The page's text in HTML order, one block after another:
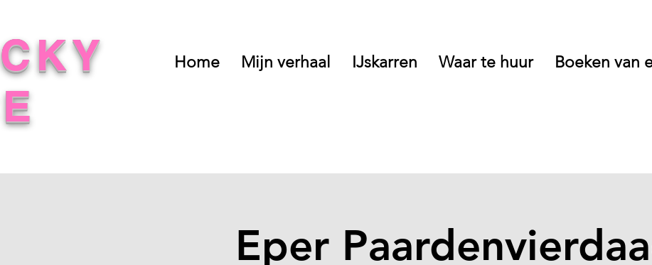
Home Mijn verhaal IJskarren Waar te huur Boeken van
Eper